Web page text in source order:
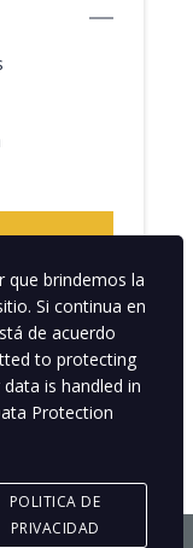
todo
que brindemos la
Si continua en
de acuerdo
to protecting
is handled in
Protection
POLITICA DE
PRIVACIDAD